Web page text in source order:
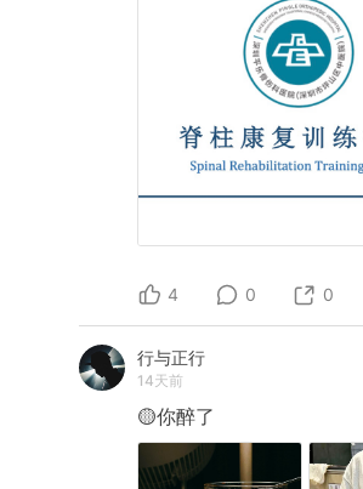
4 0 0
行与正行
14天前
🟡你醉了